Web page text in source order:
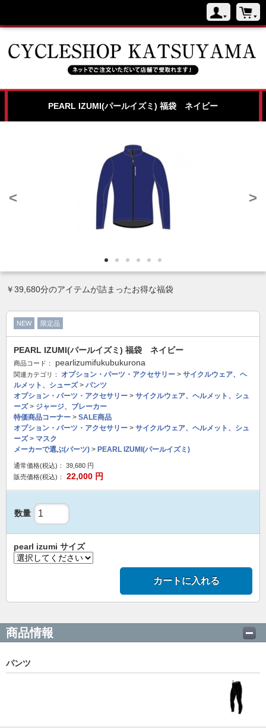
PEARL IZUMI(パールイズミ) 福袋 ネイビー
< >
￥39,680分のアイテムが詰まったお得な福袋
NEW 限定品
PEARL IZUMI(パールイズミ) 福袋 ネイビー
商品コード： pearlizumifukubukurona
関連カテゴリ： オプション・パーツ・アクセサリー > サイクルウェア、ヘ
ルメット、シューズ> パンツ
オプション・パーツ・アクセサリー > サイクルウェア、ヘルメット、シュ
ーズ> ジャージ、ブレーカー
特価商品コーナー > SALE商品
オプション・パーツ・アクセサリー > サイクルウェア、ヘルメット、シュ
ーズ> マスク
メーカーで選ぶ(パーツ) > PEARL IZUMI(パールイズミ)
通常価格(税込)： 39,680 円
販売価格(税込)：
22,000 円
数量
pearl izumi サイズ
カートに入れる
商品情報
パンツ